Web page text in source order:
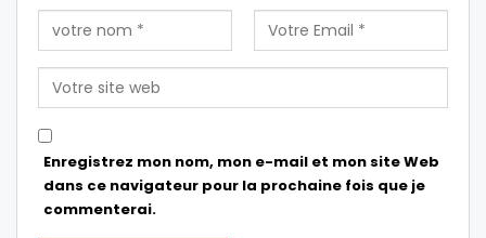
Enregistrez mon nom, mon e-mail et mon site Web
dans ce navigateur pour la prochaine fois que je
commenterai.